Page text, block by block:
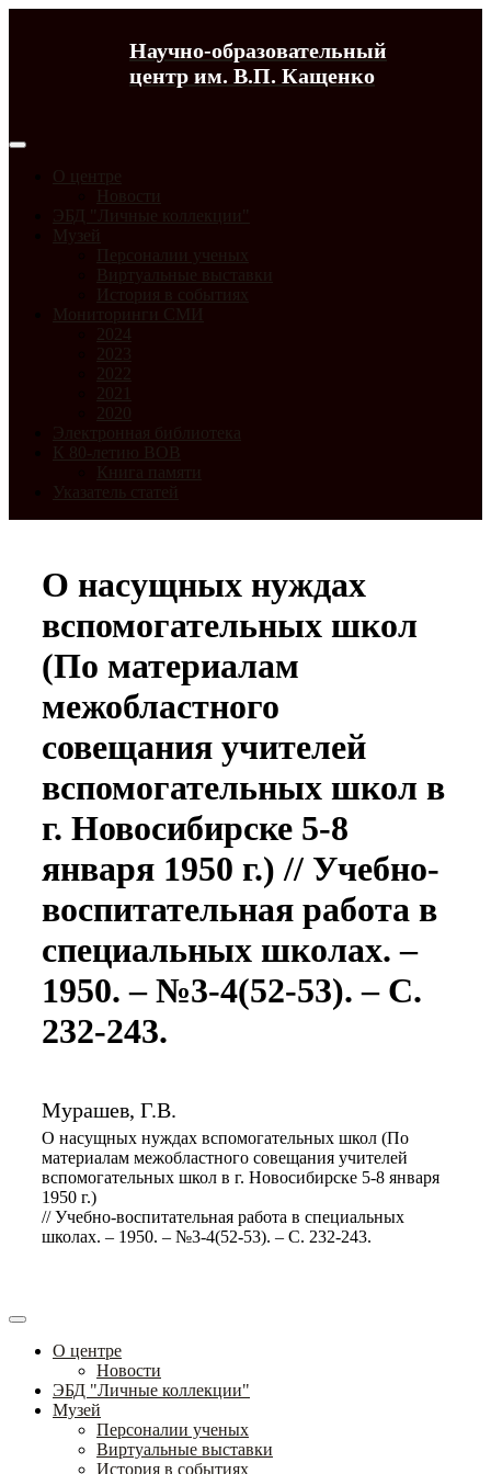
Научно-образовательный
центр им. В.П. Кащенко
О центре
Новости
ЭБД "Личные коллекции"
Музей
Персоналии ученых
Виртуальные выставки
История в событиях
Мониторинги СМИ
2024
2023
2022
2021
2020
Электронная библиотека
К 80-летию ВОВ
Книга памяти
Указатель статей
О насущных нуждах
вспомогательных школ
(По материалам
межобластного
совещания учителей
вспомогательных школ в
г. Новосибирске 5-8
января 1950 г.) // Учебно-
воспитательная работа в
специальных школах. –
1950. – №3-4(52-53). – С.
232-243.
Мурашев, Г.В.
О насущных нуждах вспомогательных школ (По
материалам межобластного совещания учителей
вспомогательных школ в г. Новосибирске 5-8 января
1950 г.)
// Учебно-воспитательная работа в специальных
школах. – 1950. – №3-4(52-53). – С. 232-243.
О центре
Новости
ЭБД "Личные коллекции"
Музей
Персоналии ученых
Виртуальные выставки
История в событиях